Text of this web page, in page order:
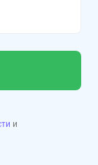
и